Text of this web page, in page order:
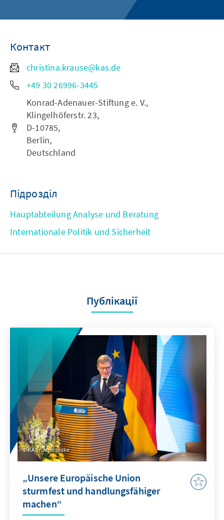
Контакт
christina.krause@kas.de
+49 30 26996-3445
Konrad-Adenauer-Stiftung e. V.,
Klingelhöferstr. 23,
D-10785,
Berlin,
Deutschland
Підрозділ
Hauptabteilung Analyse und Beratung
Internationale Politik und Sicherheit
Публікації
KAS / Jens Jeske
„Unsere Europäische Union
sturmfest und handlungsfähiger
machen“